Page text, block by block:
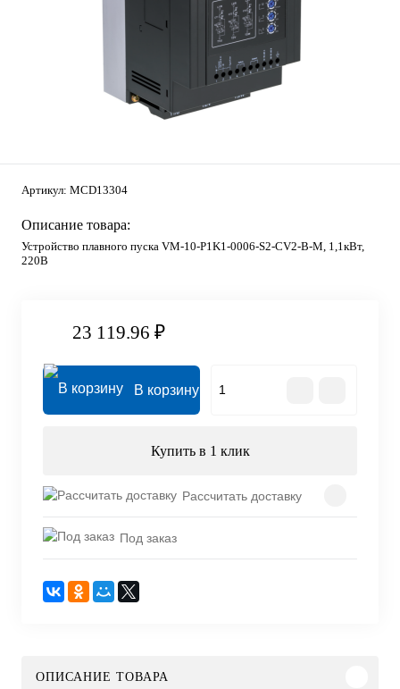
Артикул: MCD13304
Описание товара:
Устройство плавного пуска VM-10-P1K1-0006-S2-CV2-B-M, 1,1кВт,
220В
23 119.96 ₽
В корзину
Купить в 1 клик
Рассчитать доставку
Под заказ
ОПИСАНИЕ ТОВАРА